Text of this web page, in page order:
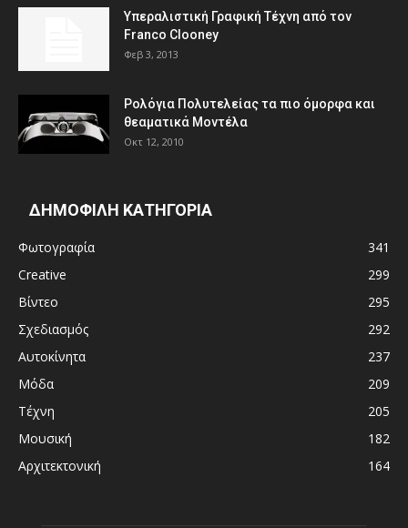
Υπεραλιστική Γραφική Τέχνη από τον
Franco Clooney
Φεβ 3, 2013
Ρολόγια Πολυτελείας τα πιο όμορφα και
θεαματικά Μοντέλα
Οκτ 12, 2010
ΔΗΜΟΦΙΛΗ ΚΑΤΗΓΟΡΙΑ
Φωτογραφία
341
Creative
299
Βίντεο
295
Σχεδιασμός
292
Αυτοκίνητα
237
Μόδα
209
Τέχνη
205
Μουσική
182
Αρχιτεκτονική
164